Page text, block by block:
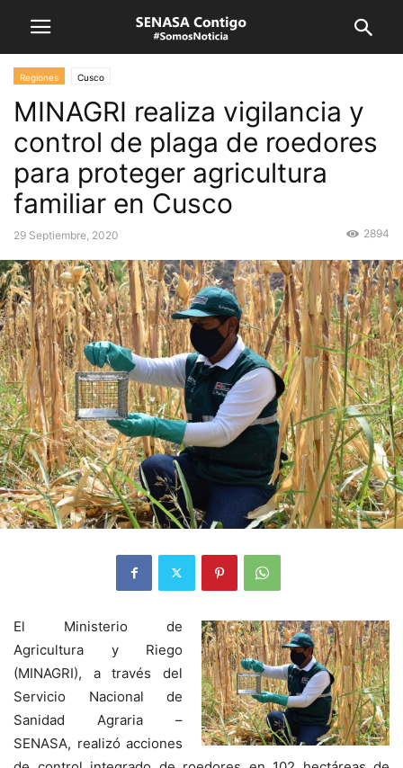
Regiones Cusco
MINAGRI realiza vigilancia y
control de plaga de roedores
para proteger agricultura
familiar en Cusco
29 Septiembre, 2020 2894
El Ministerio de
Agricultura y Riego
(MINAGRI), a través del
Servicio Nacional de
Sanidad Agraria –
SENASA, realizó acciones